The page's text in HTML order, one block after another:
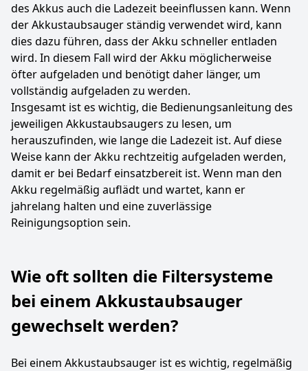
des Akkus auch die Ladezeit beeinflussen kann. Wenn
der Akkustaubsauger ständig verwendet wird, kann
dies dazu führen, dass der Akku schneller entladen
wird. In diesem Fall wird der Akku möglicherweise
öfter aufgeladen und benötigt daher länger, um
vollständig aufgeladen zu werden.
Insgesamt ist es wichtig, die Bedienungsanleitung des
jeweiligen Akkustaubsaugers zu lesen, um
herauszufinden, wie lange die Ladezeit ist. Auf diese
Weise kann der Akku rechtzeitig aufgeladen werden,
damit er bei Bedarf einsatzbereit ist. Wenn man den
Akku regelmäßig auflädt und wartet, kann er
jahrelang halten und eine zuverlässige
Reinigungsoption sein.
Wie oft sollten die Filtersysteme
bei einem Akkustaubsauger
gewechselt werden?
Bei einem Akkustaubsauger ist es wichtig, regelmäßig